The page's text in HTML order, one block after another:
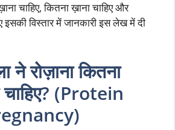
चाहिए, कितना ख़ाना चाहिए और
इसकी विस्तार में जानकारी इस लेख में दी
ने रोज़ाना कितना
चाहिए? (Protein